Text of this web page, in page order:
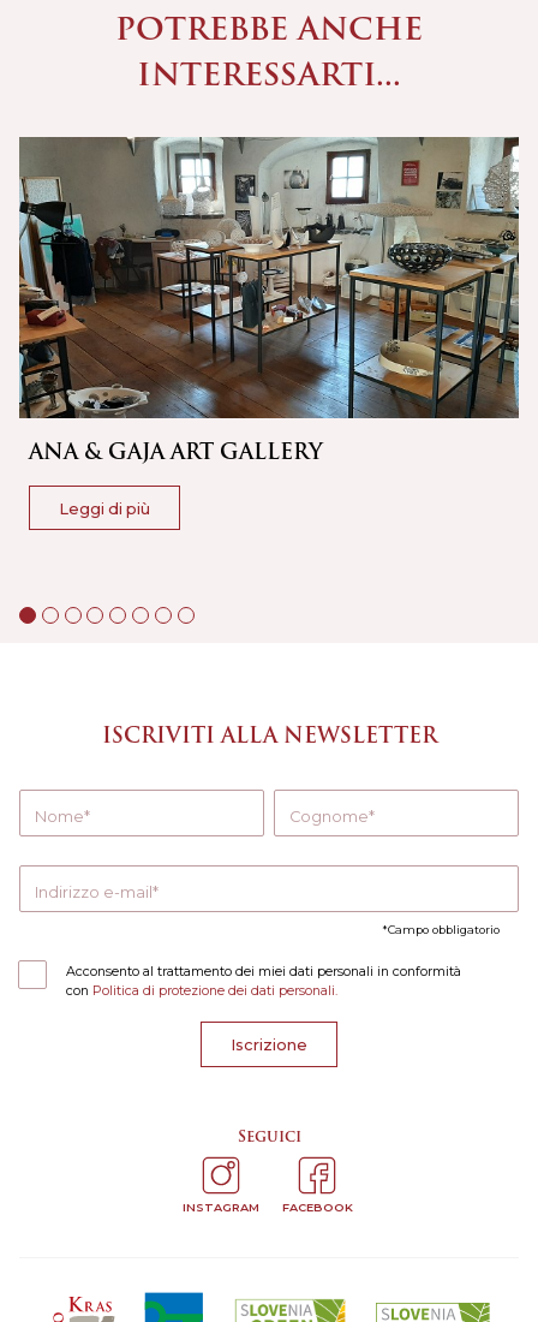
POTREBBE ANCHE
INTERESSARTI...
ANA & GAJA ART GALLERY
Leggi di più
ISCRIVITI ALLA NEWSLETTER
Nome Cognome
Indirizzo e-mail
Campo obbligatorio
Acconsento al trattamento dei miei dati personali in conformità
con Politica di protezione dei dati personali.
Iscrizione
Seguici
INSTAGRAM FACEBOOK